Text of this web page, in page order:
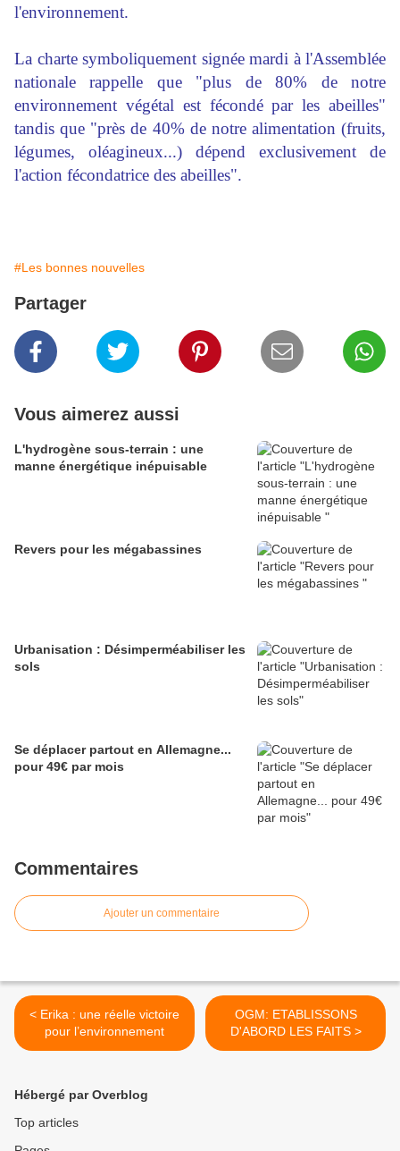
l'environnement.
La charte symboliquement signée mardi à l'Assemblée
nationale rappelle que "plus de 80% de notre
environnement végétal est fécondé par les abeilles"
tandis que "près de 40% de notre alimentation (fruits,
légumes, oléagineux...) dépend exclusivement de
l'action fécondatrice des abeilles".
#Les bonnes nouvelles
Partager
Vous aimerez aussi
L'hydrogène sous-terrain : une
manne énergétique inépuisable
Revers pour les mégabassines
Urbanisation : Désimperméabiliser les
sols
Se déplacer partout en Allemagne...
pour 49€ par mois
Commentaires
Ajouter un commentaire
< Erika : une réelle victoire
pour l’environnement
OGM: ETABLISSONS
D'ABORD LES FAITS >
Hébergé par Overblog
Top articles